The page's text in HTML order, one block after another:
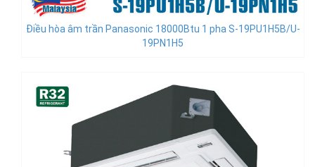
Điều hòa âm trần Panasonic 18000Btu 1 pha S-19PU1H5B/U-
19PN1H5